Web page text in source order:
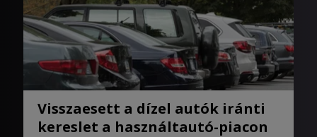
Visszaesett a dízel autók iránti
kereslet a használtautó-piacon